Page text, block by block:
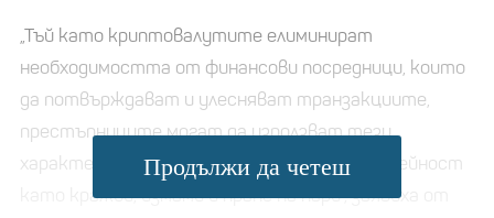
„Тъй като криптовалутите елиминират
необходимостта от финансови посредници, които
да потвърждават и улесняват транзакциите,
престъпниците могат да използват тези
характеристики в подкрепа на незаконна дейност
като кражби, измами и пране на пари“, заявиха от
Продължи да четеш